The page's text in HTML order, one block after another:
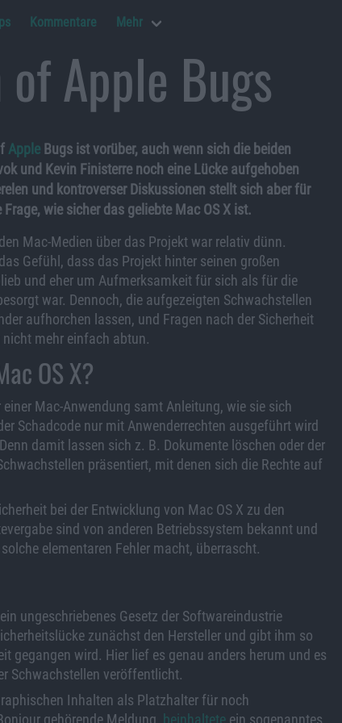
Kommentare Mehr
Apple Bugs
AppleBugs ist vorüber, auch wenn sich die beiden
und Kevin Finisterre noch eine Lücke aufgehoben
und kontroverser Diskussionen stellt sich aber für
wie sicher das geliebte Mac OS X ist.
Mac-Medien über das Projekt war relativ dünn.
Gefühl, dass das Projekt hinter seinen großen
und eher um Aufmerksamkeit für sich als für die
war. Dennoch, die aufgezeigten Schwachstellen
aufhorchen lassen, und Fragen nach der Sicherheit
mehr einfach abtun.
OS X?
Mac-Anwendung samt Anleitung, wie sie sich
Schadcode nur mit Anwenderrechten ausgeführt wird
damit lassen sich z. B. Dokumente löschen oder der
präsentiert, mit denen sich die Rechte auf
bei der Entwicklung von Mac OS X zu den
sind von anderen Betriebssystem bekannt und
elementaren Fehler macht, überrascht.
ungeschriebenes Gesetz der Softwareindustrie
zunächst den Hersteller und gibt ihm so
gegangen wird. Hier lief es genau anders herum und es
Schwachstellen veröffentlicht.
Inhalten als Platzhalter für noch
gehörende Meldung, beinhaltete ein sogenanntes